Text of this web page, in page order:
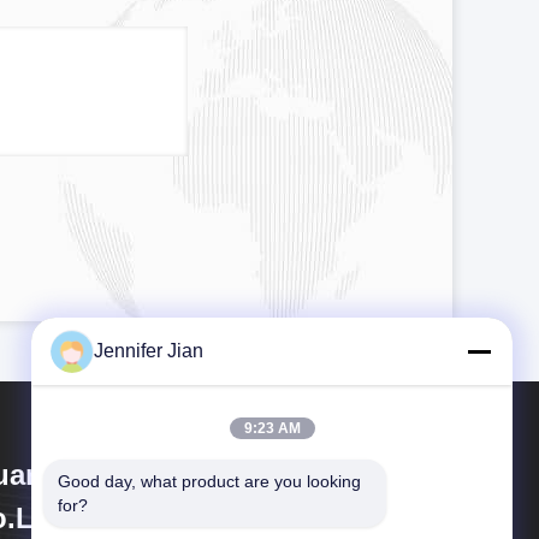
Print Area Technology
Jennifer Jian
9:23 AM
Good day, what product are you looking
for?